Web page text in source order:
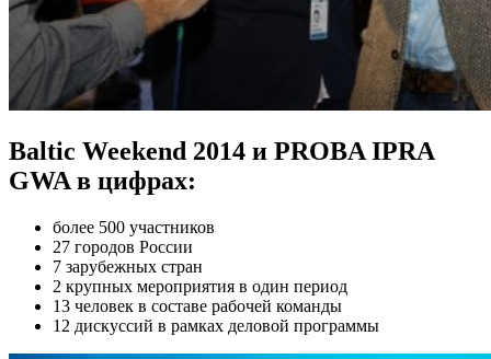
Baltic Weekend 2014 и PROBA IPRA
GWA в цифрах:
более 500 участников
27 городов России
7 зарубежных стран
2 крупных мероприятия в один период
13 человек в составе рабочей команды
12 дискуссий в рамках деловой программы